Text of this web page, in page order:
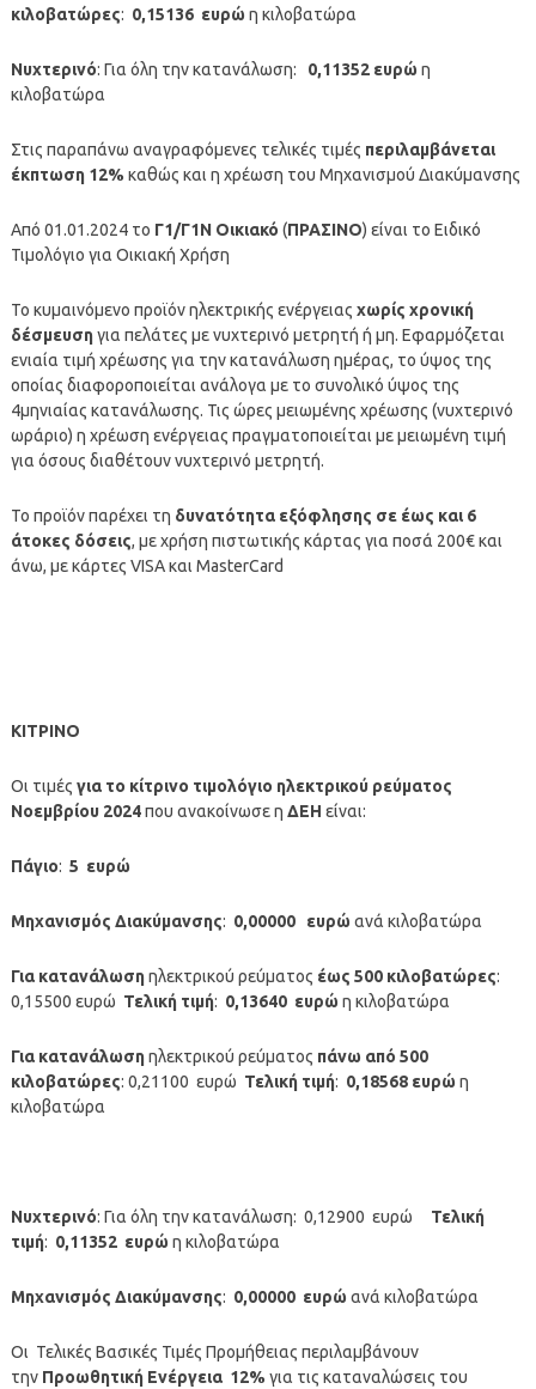
κιλοβατώρες: 0,15136 ευρώ η κιλοβατώρα
Νυχτερινό: Για όλη την κατανάλωση: 0,11352 ευρώ η
κιλοβατώρα
Στις παραπάνω αναγραφόμενες τελικές τιμές περιλαμβάνεται
έκπτωση 12% καθώς και η χρέωση του Μηχανισμού Διακύμανσης
Από 01.01.2024 το Γ1/Γ1Ν Οικιακό (ΠΡΑΣΙΝΟ) είναι το Ειδικό
Τιμολόγιο για Οικιακή Χρήση
Το κυμαινόμενο προϊόν ηλεκτρικής ενέργειας χωρίς χρονική
δέσμευσηγια πελάτες με νυχτερινό μετρητή ή μη. Εφαρμόζεται
ενιαία τιμή χρέωσης για την κατανάλωση ημέρας, το ύψος της
οποίας διαφοροποιείται ανάλογα με το συνολικό ύψος της
4μηνιαίας κατανάλωσης. Τις ώρες μειωμένης χρέωσης (νυχτερινό
ωράριο) η χρέωση ενέργειας πραγματοποιείται με μειωμένη τιμή
για όσους διαθέτουν νυχτερινό μετρητή.
Το προϊόν παρέχει τη δυνατότητα εξόφλησης σε έως και 6
άτοκες δόσεις, με χρήση πιστωτικής κάρτας για ποσά 200€ και
άνω, με κάρτες VISA και MasterCard
ΚΙΤΡΙΝΟ
Οι τιμές για το κίτρινο τιμολόγιο ηλεκτρικού ρεύματος
Νοεμβρίου 2024που ανακοίνωσε η ΔΕΗ είναι:
Πάγιο: 5 ευρώ
Μηχανισμός Διακύμανσης: 0,00000 ευρώ ανά κιλοβατώρα
Για κατανάλωσηηλεκτρικού ρεύματος έως 500 κιλοβατώρες:
0,15500 ευρώ Τελική τιμή: 0,13640 ευρώ η κιλοβατώρα
Για κατανάλωσηηλεκτρικού ρεύματος πάνω από 500
κιλοβατώρες: 0,21100 ευρώ Τελική τιμή: 0,18568 ευρώ η
κιλοβατώρα
Νυχτερινό: Για όλη την κατανάλωση: 0,12900 ευρώ Τελική
τιμή: 0,11352 ευρώ η κιλοβατώρα
Μηχανισμός Διακύμανσης: 0,00000 ευρώ ανά κιλοβατώρα
Οι Τελικές Βασικές Τιμές Προμήθειας περιλαμβάνουν
την Προωθητική Ενέργεια 12% για τις καταναλώσεις του